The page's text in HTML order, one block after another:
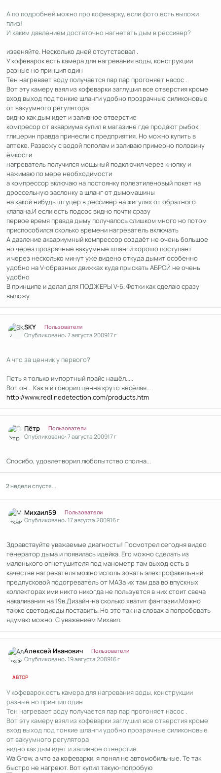
А по подробней можно про кофеварку, если фото есть выложи
плиз!
И каким давлением достаточно нагнетать дым в рессивер?
извеняйте. Несколько дней отсутствовал .
У кофеварок есть камера для нагревания воды, конструкции
разные но принцип один
Тен нагревает воду получается пар пар прогоняет насос .
Вот эту камеру взял из кофеварки заглушил все отверстия кроме
вход выход под тонкие шланги удобно прозрачные силиконовые
от вакуумного регулятора
видно как дым идет и заливное отверстие
компресор от аквариума купил в магазине где продают рыбок
глицерин правда принесли с предприятия. Но можно купить в
аптеке. Развожу с водой пополам и заливаю примерно половину
ёмкости
нагреватель получился мощьный подключил через кнопку и
нажимаю по мере необходимости
а компрессор включаю на постоянку полеэтиленовый покет на
дроссельную заслонку а шланг от дымомашины
на какой нибудь штуцер в рессивер на жигулях от обратного
клапана.И если есть подсос видно почти сразу
первое время правда дыму получалось слишком много но потом
приспособился сколько времени нагреватель включать
А давление аквариумный компрессор создаёт не очень большое
но через прозрачные вакуумные шланги хорошо поступает
и через несколько минут уже видено откуда дымит особенно
удобно на V-образных движках куда прыскать АБРОЙ не очень
удобно
В принципе и делал для ПОДЖЕРЫ V-6. Фотки как сделаю сразу
выложу.
SKY Пользователи
Опубликовано:7 августа 200917 г
А что за ценник у первого?
Петь я только импортный прайс нашёл.....
Вот он... Как я и говорил ценна круто весёлая...
http://www.redlinedetection.com/products.htm
Пётр Пользователи
Опубликовано:7 августа 200917 г
Спосибо, удовлетворил любопытство сполна...
2 недели спустя...
Михаил59 Пользователи
Опубликовано:17 августа 200916 г
Здравствуйте уважаемые диагносты! Посмотрел сегодня видео
генератор дыма и появилась идейка. Его можно сделать из
маленького огнетушителя под манометр там выход есть в
качестве нагревателя можно исполь зовать электрофакельный
предпусковой подогреватель от МАЗа их там два во впускных
коллекторах ими никто никогда не пользуется в них стоит свеча
накаливания на 19в.Дизайн-на сколько хватит фантазии.Можно
также светодиоды поставить. Но это так на словах а попробовать
ядумаю можно. С уважением Михаил.
Алексей Иванович Пользователи
Опубликовано:19 августа 200916 г
АВТОР
У кофеварок есть камера для нагревания воды, конструкции
разные но принцип один
Тен нагревает воду получается пар пар прогоняет насос .
Вот эту камеру взял из кофеварки заглушил все отверстия кроме
вход выход под тонкие шланги удобно прозрачные силиконовые
от вакуумного регулятора
видно как дым идет и заливное отверстие
WalGrow, а что за кофеварки, я понял не автомобильные. Те так
быстро не нагреют. Вот купил такую-попробую